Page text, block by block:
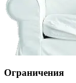
Ограничения